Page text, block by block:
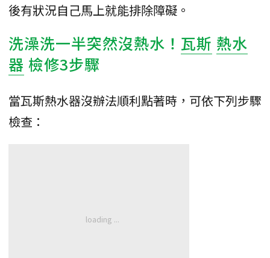
後有狀況自己馬上就能排除障礙。
洗澡洗一半突然沒熱水！ 瓦斯 熱水
器 檢修3步驟
當瓦斯熱水器沒辦法順利點著時，可依下列步驟
檢查：